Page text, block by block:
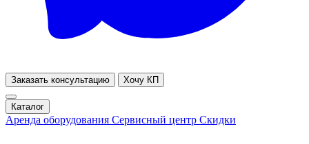
Заказать консультацию Хочу КП
Каталог
Аренда оборудования Сервисный центр Скидки